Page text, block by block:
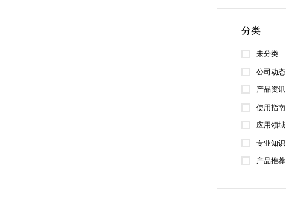
分类
未分类
公司动态
产品资讯
使用指南
应用领域
专业知识
产品推荐